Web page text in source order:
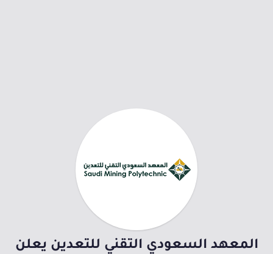
المعهد السعودي التقني للتعدين يعلن